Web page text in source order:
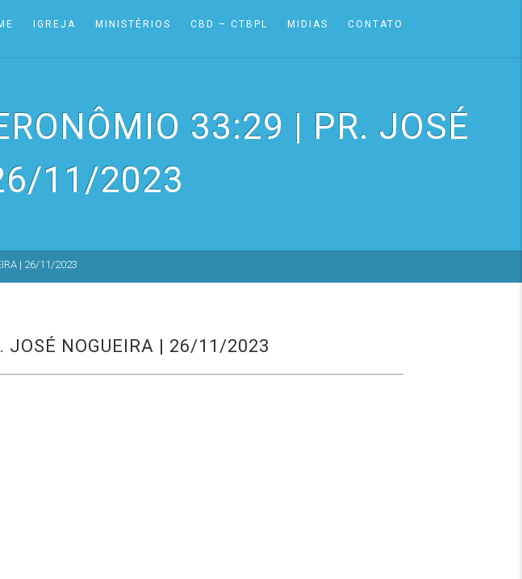
IGREJA MINISTÉRIOS CBD – CTBPL MIDIAS CONTATO
33:29 | PR. JOSÉ
11/2023
| 26/11/2023
JOSÉ NOGUEIRA | 26/11/2023